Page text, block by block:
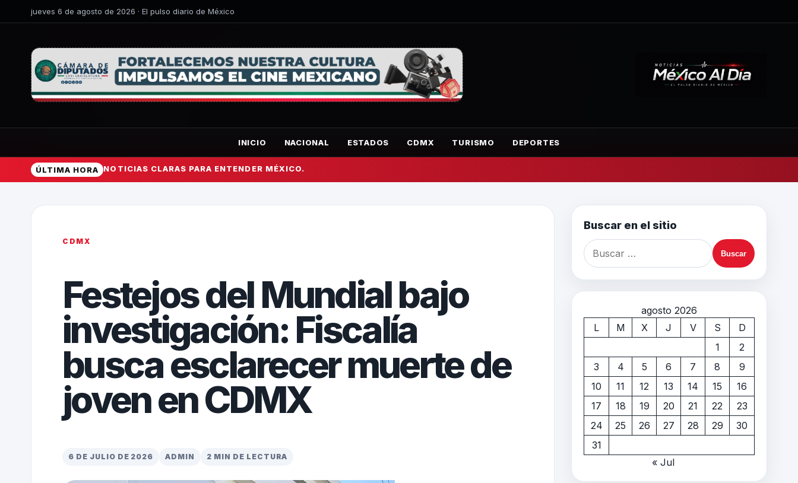
jueves 6 de agosto de 2026 · El pulso diario de México
INICIO NACIONAL ESTADOS CDMX TURISMO DEPORTES
ÚLTIMA HORA NOTICIAS CLARAS PARA ENTENDER MÉXICO.
CDMX
Festejos del Mundial bajo
investigación: Fiscalía
busca esclarecer muerte de
joven en CDMX
6 DE JULIO DE 2026 ADMIN 2 MIN DE LECTURA
Buscar en el sitio
agosto 2026
L
M X J V S
D
1
2
3
4 5 6 7 8
9
10
11 12 13 14 15
16
17
18 19 20 21 22
23
24
25 26 27 28 29
30
31
« Jul